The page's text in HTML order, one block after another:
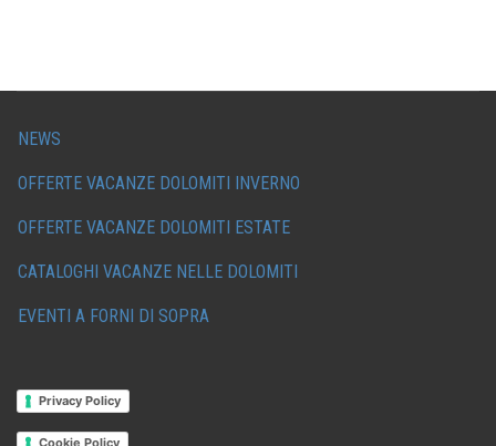
NEWS
OFFERTE VACANZE DOLOMITI INVERNO
OFFERTE VACANZE DOLOMITI ESTATE
CATALOGHI VACANZE NELLE DOLOMITI
EVENTI A FORNI DI SOPRA
Privacy Policy
Cookie Policy